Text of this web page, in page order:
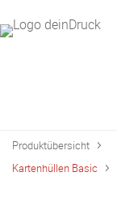
Produktübersicht
Kartenhüllen Basic